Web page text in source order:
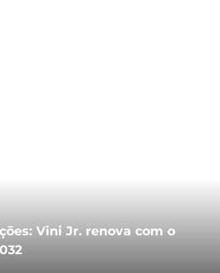
Vini Jr. renova com o